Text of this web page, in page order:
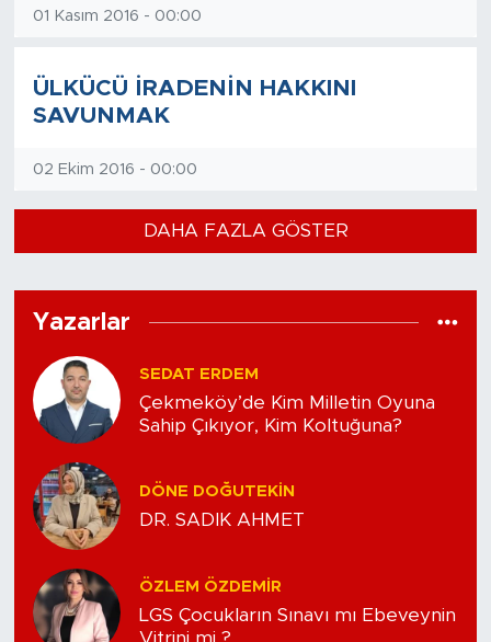
01 Kasım 2016 - 00:00
ÜLKÜCÜ İRADENİN HAKKINI
SAVUNMAK
02 Ekim 2016 - 00:00
DAHA FAZLA GÖSTER
Yazarlar
SEDAT ERDEM
Çekmeköy’de Kim Milletin Oyuna
Sahip Çıkıyor, Kim Koltuğuna?
DÖNE DOĞUTEKIN
DR. SADIK AHMET
ÖZLEM ÖZDEMIR
LGS Çocukların Sınavı mı Ebeveynin
Vitrini mi ?